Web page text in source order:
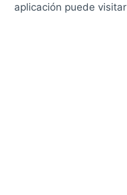
aplicación puede visitar